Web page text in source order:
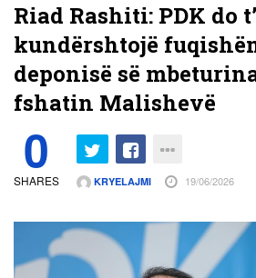
Riad Rashiti: PDK do
kundërshtojë
deponisë së
fshatin Malishevë
0
SHARES KRYELAJMI 19/06/2026